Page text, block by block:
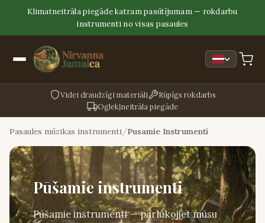
Klimatneitrāla piegāde katram pasūtījumam — rokdarbu
instrumenti no visas pasaules
Videi draudzīgi materiāli
Rūpīgs rokdarbs
Oglekļneitrāla piegāde
Pasaules mūzikas instrumenti Pusamie Instrumenti
Pūšamie instrumenti
Pūšamie instrumenti — pārlūkojiet mūsu